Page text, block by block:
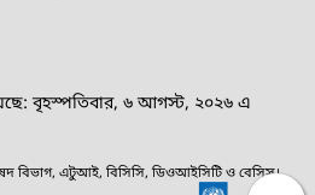
বৃহস্পতিবার, ৬ আগস্ট, ২০২৬ এ
বিভাগ, এটুআই, বিসিসি, ডিওআইসিটি ও বেসিস।